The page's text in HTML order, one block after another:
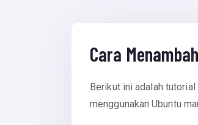
Cara
Berikut ini adalah
menggunakan Ubuntu